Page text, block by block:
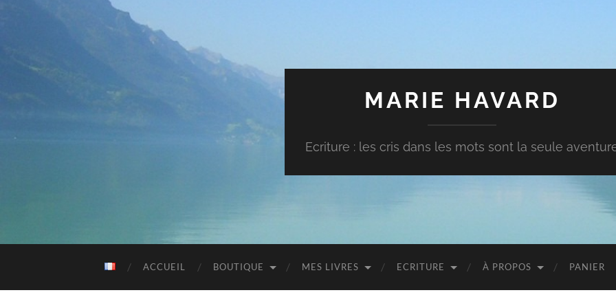
MARIE HAVARD
Ecriture : les cris dans les mots sont la seule
ACCUEIL BOUTIQUE MES LIVRES ECRITURE À PROPOS PANIER